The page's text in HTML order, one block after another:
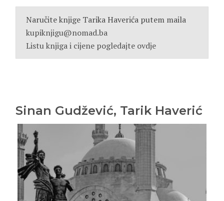
Naručite knjige Tarika Haverića putem maila
kupiknjigu@nomad.ba
Listu knjiga i cijene pogledajte ovdje
Sinan Gudžević, Tarik Haverić